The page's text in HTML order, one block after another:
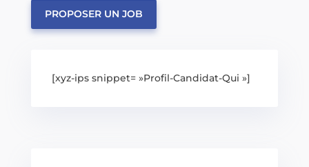
PROPOSER UN JOB
[xyz-ips snippet= »Profil-Candidat-Qui »]